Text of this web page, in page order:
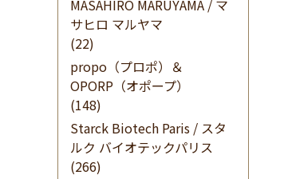
MASAHIRO MARUYAMA / マ
サヒロ マルヤマ
(22)
propo（プロポ）＆
OPORP（オポープ）
(148)
Starck Biotech Paris / スタ
ルク バイオテックパリス
(266)